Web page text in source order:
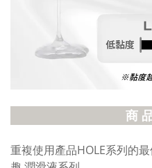
商
重複使用產品HOLE系列的